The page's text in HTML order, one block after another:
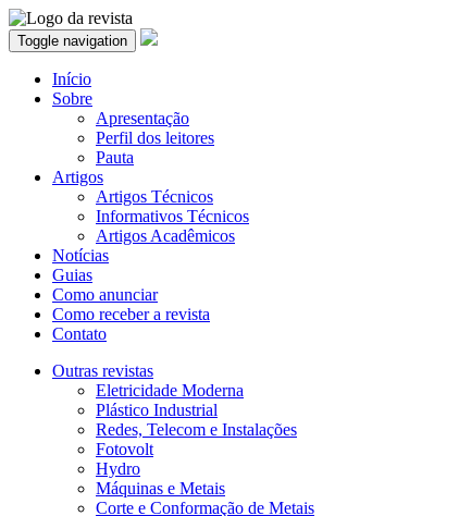
Toggle navigation
Início
Sobre
Apresentação
Perfil dos leitores
Pauta
Artigos
Artigos Técnicos
Informativos Técnicos
Artigos Acadêmicos
Notícias
Guias
Como anunciar
Como receber a revista
Contato
Outras revistas
Eletricidade Moderna
Plástico Industrial
Redes, Telecom e Instalações
Fotovolt
Hydro
Máquinas e Metais
Corte e Conformação de Metais